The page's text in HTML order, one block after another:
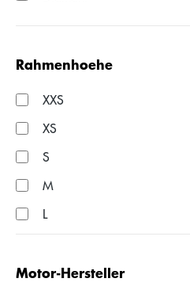
Rahmenhoehe
XXS
XS
S
M
L
Motor-Hersteller